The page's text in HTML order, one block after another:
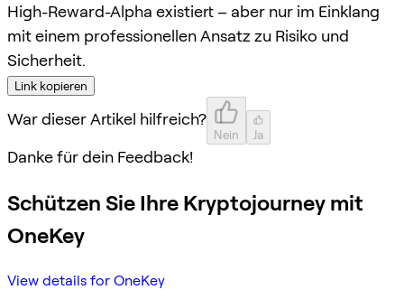
High-Reward-Alpha existiert – aber nur im Einklang
mit einem professionellen Ansatz zu Risiko und
Sicherheit.
Link kopieren
War dieser Artikel hilfreich?
Nein Ja
Danke für dein Feedback!
Schützen Sie Ihre Kryptojourney mit
OneKey
View details for OneKey